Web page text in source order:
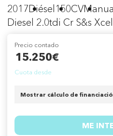
2017Diésel 150CVManual
Diesel 2.0tdi Cr S&s
Precio contado
15.250€
Cuota desde
Mostrar cálculo de
ME